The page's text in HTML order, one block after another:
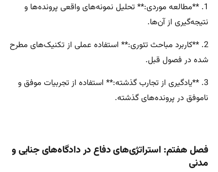
1. **مطالعه موردی:** تحلیل نمونه‌های واقعی پرونده‌ها و
نتیجه‌گیری از آن‌ها.
2. **کاربرد مباحث تئوری:** استفاده عملی از تکنیک‌های مطرح
شده در فصول قبل.
3. **یادگیری از تجارب گذشته:** استفاده از تجربیات موفق و
ناموفق در پرونده‌های گذشته.
فصل هفتم: استراتژی‌های دفاع در دادگاه‌های جنایی و
مدنی